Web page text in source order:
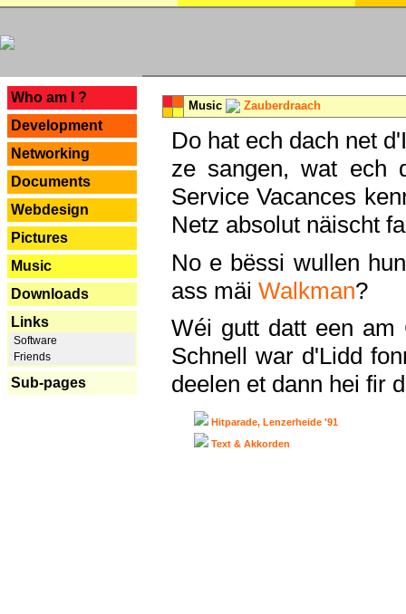
Who am I ?
Development
Networking
Documents
Webdesign
Pictures
Music
Downloads
Links
Software
Friends
Sub-pages
Music Zauberdraach
Do hat ech dach net
ze sangen, wat ech
Service Vacances
Netz absolut näischt
No e bëssi wullen
ass mäi Walkman?
Wéi gutt datt een am
Schnell war d'Lidd
deelen et dann hei fir
Hitparade, Lenzerheide '91
Text & Akkorden